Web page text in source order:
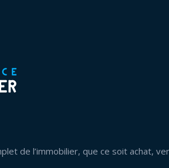
de l’immobilier, que ce soit achat,